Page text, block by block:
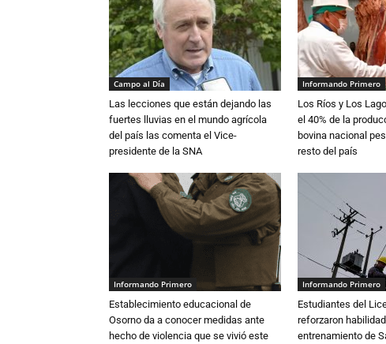
Campo al Día
Las lecciones que están dejando las
fuertes lluvias en el mundo agrícola
del país las comenta el Vice-
presidente de la SNA
Informando Primero
Los Ríos y Los
el 40% de la
bovina nacional
resto del país
Informando Primero
Establecimiento educacional de
Osorno da a conocer medidas ante
hecho de violencia que se vivió este
Informando Primero
Estudiantes del
reforzaron
entrenamiento de